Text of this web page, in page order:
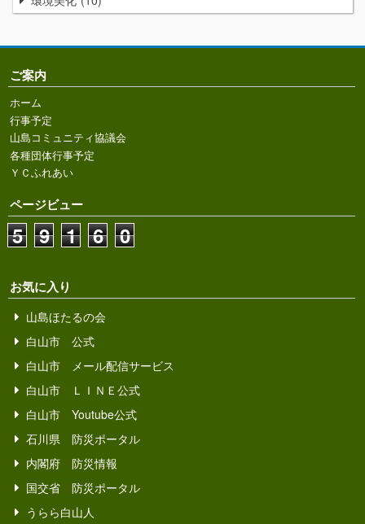
ご案内
ホーム
行事予定
山島コミュニティ協議会
各種団体行事予定
ＹＣふれあい
ページビュー
5 9 1 6 0
お気に入り
山島ほたるの会
白山市 公式
白山市 メール配信サービス
白山市 ＬＩＮＥ公式
白山市 Youtube公式
石川県 防災ポータル
内閣府 防災情報
国交省 防災ポータル
うらら白山人